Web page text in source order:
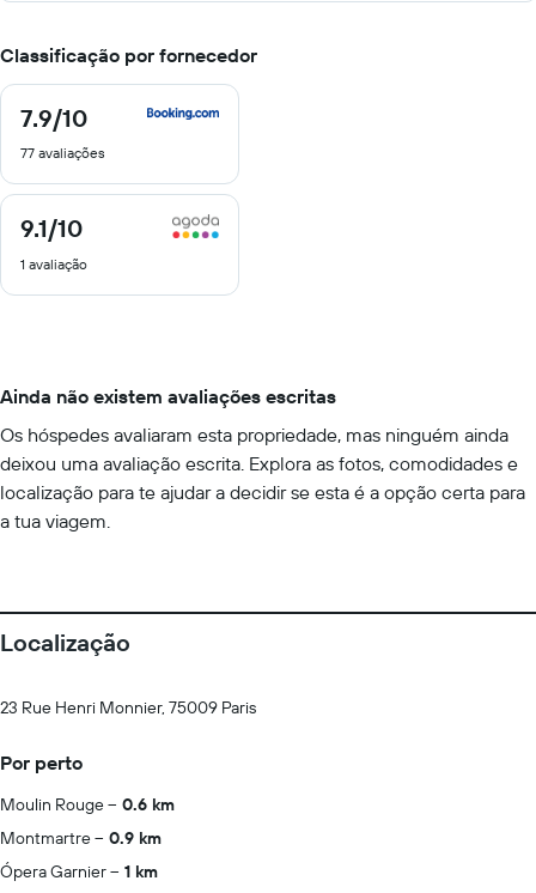
Classificação por fornecedor
7.9/10
7.9
10
77 avaliações
9.1/10
9.1
10
1 avaliação
Ainda não existem avaliações escritas
Os hóspedes avaliaram esta propriedade, mas ninguém ainda
deixou uma avaliação escrita. Explora as fotos, comodidades e
localização para te ajudar a decidir se esta é a opção certa para
a tua viagem.
Localização
23 Rue Henri Monnier, 75009 Paris
Por perto
Moulin Rouge
0.6 km
Montmartre
0.9 km
Ópera Garnier
1 km